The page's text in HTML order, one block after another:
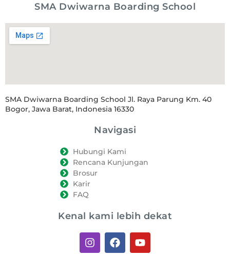
SMA Dwiwarna Boarding School
SMA Dwiwarna Boarding School Jl. Raya Parung Km. 40
Bogor, Jawa Barat, Indonesia 16330
Navigasi
Hubungi Kami
Rencana Kunjungan
Brosur
Karir
FAQ
Kenal kami lebih dekat